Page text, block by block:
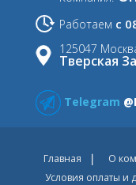
Работаем с
125047
Тверская
Telegram
Главная О
Условия оплаты и